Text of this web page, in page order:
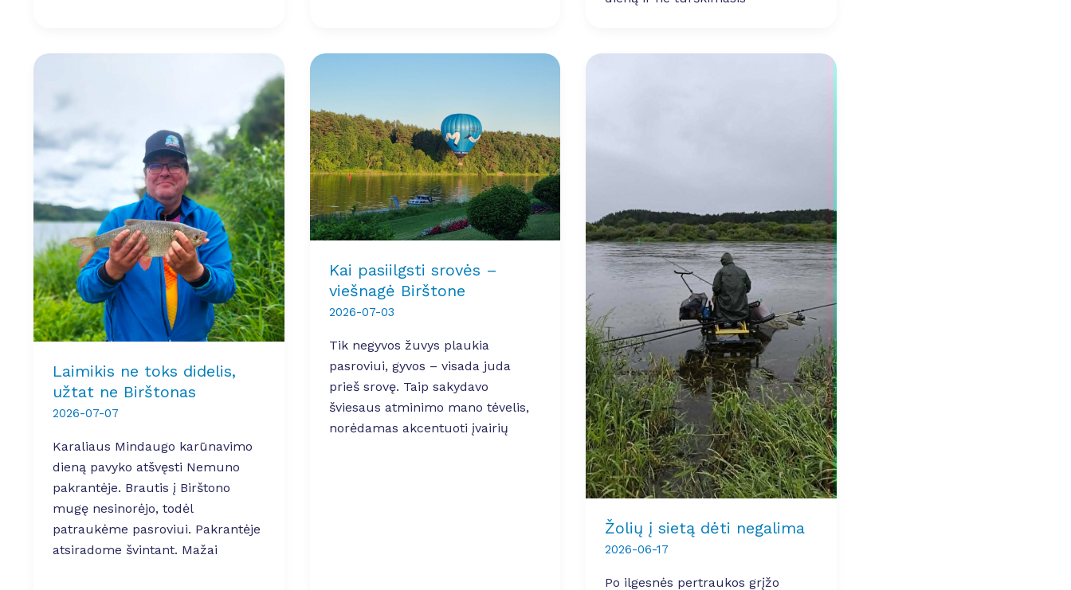
Laimikis ne toks didelis,
užtat ne Birštonas
2026-07-07
Karaliaus Mindaugo karūnavimo
dieną pavyko atšvęsti Nemuno
pakrantėje. Brautis į Birštono
mugę nesinorėjo, todėl
patraukėme pasroviui. Pakrantėje
atsiradome švintant. Mažai
Kai pasiilgsti srovės –
viešnagė Birštone
2026-07-03
Tik negyvos žuvys plaukia
pasroviui, gyvos – visada juda
prieš srovę. Taip sakydavo
šviesaus atminimo mano tėvelis,
norėdamas akcentuoti įvairių
Žolių į sietą dėti negalima
2026-06-17
Po ilgesnės pertraukos grįžo